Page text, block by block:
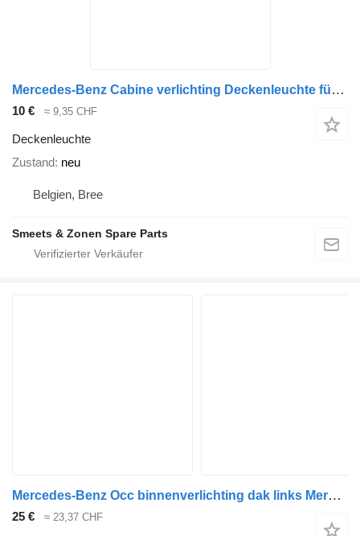
Mercedes-Benz Cabine verlichting Deckenleuchte für LKW
10 € ≈ 9,35 CHF
Deckenleuchte
Zustand neu
Belgien, Bree
Smeets & Zonen Spare Parts
Mercedes-Benz Occ binnenverlichting dak links Mercedes A9438201101 Deckenleuchte für LKW
25 € ≈ 23,37 CHF